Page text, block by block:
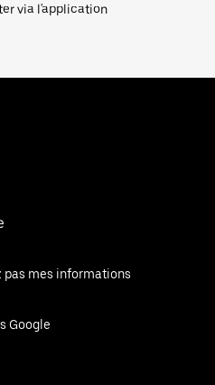
via l'application
pas mes informations
Google